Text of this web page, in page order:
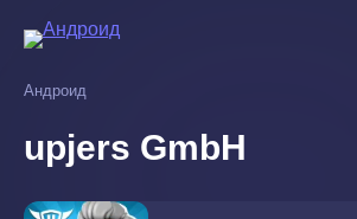
основному
Андроид
upjers GmbH